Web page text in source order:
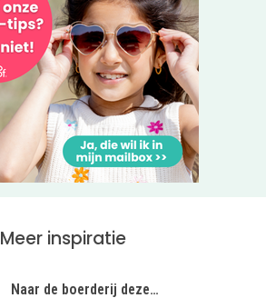
Meer inspiratie
Naar de boerderij deze